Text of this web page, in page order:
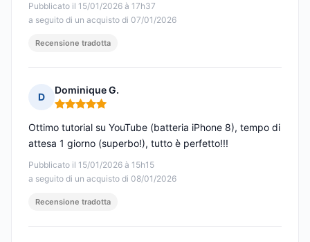
Pubblicato il 15/01/2026 à 17h37
a seguito di un acquisto di 07/01/2026
Recensione tradotta
D
Dominique G.
Nota: 5 su 5
Pubblicato il 15/01/2026 à 15h15
a seguito di un acquisto di 08/01/2026
Ottimo tutorial su YouTube (batteria iPhone 8), tempo di
attesa 1 giorno (superbo!), tutto è perfetto!!!
Recensione tradotta